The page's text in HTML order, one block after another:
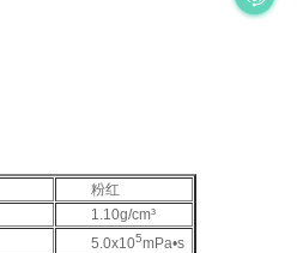
粉红
1.10g/cm³
5.0x105mPa•s